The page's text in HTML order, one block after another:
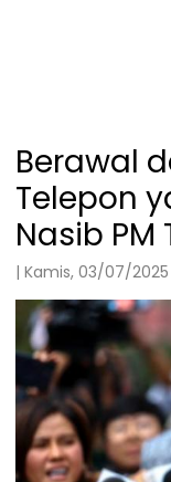
Berawal
Telepon
Nasib
| Kamis, 03/07/2025